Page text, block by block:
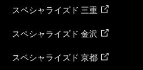
スペシャライズド 三重
スペシャライズド 金沢
スペシャライズド 京都